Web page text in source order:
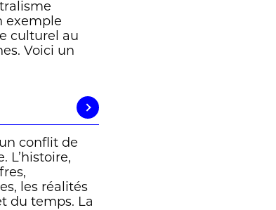
exemple
culturel au
Voici un
conflit de
L’histoire,
les réalités
du temps. La